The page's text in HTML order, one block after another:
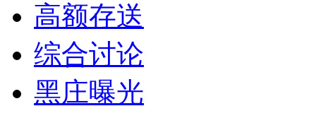
高额存送
综合讨论
黑庄曝光